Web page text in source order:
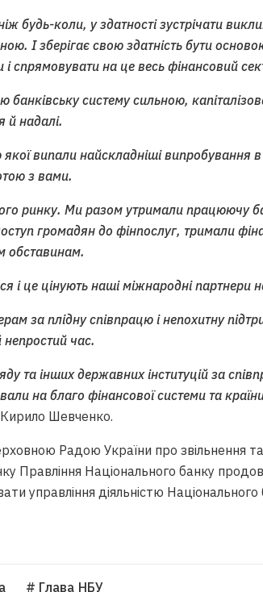
будь-коли, у здатності зустрічати
І зберігає свою здатність бути
спрямовувати на це весь фінансовий
банківську систему сильною,
й надалі.
випали найскладніші випробування в
з вами.
ринку. Ми разом утримали працюючу
громадян до фінпослуг, тримали
обставинам.
і це цінують наші міжнародні партнери
за плідну співпрацю і непохитну
непростий час.
та інших державних інституцій за
на благо фінансової системи та
Кирило Шевченко.
Радою України про звільнення
Правління Національного банку
управління діяльністю Національного
# Глава НБУ